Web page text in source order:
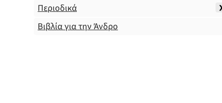
Περιοδικά
Βιβλία για την Άνδρο